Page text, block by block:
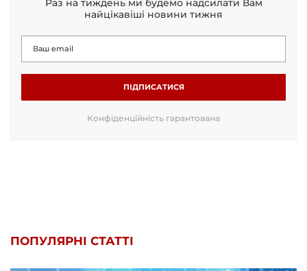
Раз на тиждень ми будемо надсилати Вам
найцікавіші новини тижня
ПІДПИСАТИСЯ
Конфіденційність гарантована
ПОПУЛЯРНІ СТАТТІ